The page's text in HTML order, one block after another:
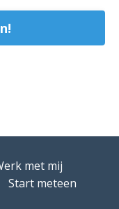
met mij
Start meteen